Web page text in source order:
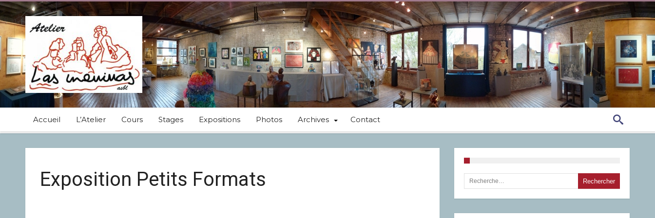
Accueil L’Atelier Cours Stages Expositions Photos Archives Contact
Exposition Petits Formats Rechercher :